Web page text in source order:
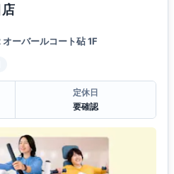
ーバールコート砧 1F
定休日
要確認